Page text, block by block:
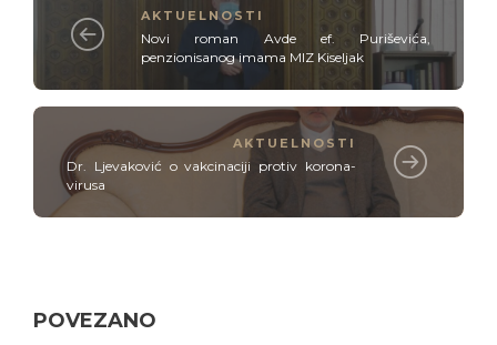
AKTUELNOSTI
Novi roman Avde ef. Puriševića,
penzionisanog imama MIZ Kiseljak
AKTUELNOSTI
Dr. Ljevaković o vakcinaciji protiv korona-
virusa
POVEZANO